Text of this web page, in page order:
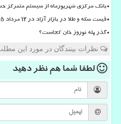
بانک مرکزی شهریورماه از سیستم متمرکز
قیمت سکه و طلا در بازار آزاد در ۱۲ مرداد ۱۴۰۵
گذر پله نوروز خان کجاست؟
نظرات بینندگان در مورد این
لطفا شما همنظر دهید